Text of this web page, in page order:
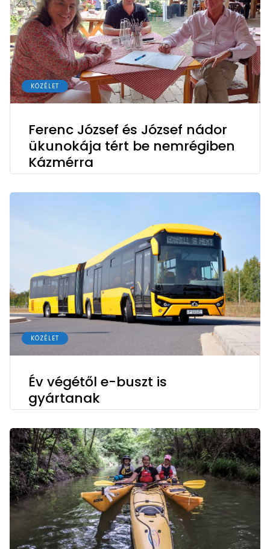
KÖZÉLET
Ferenc József és József nádor
ükunokája tért be nemrégiben
Kázmérra
KÖZÉLET
Év végétől e-buszt is
gyártanak